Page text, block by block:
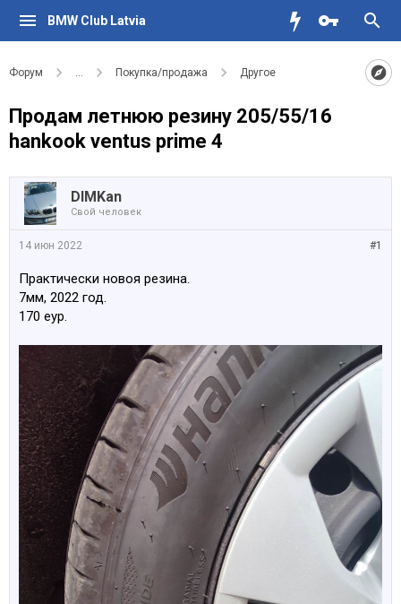
BMW Club Latvia
Форум ... Покупка/продажа Другое
Продам летнюю резину 205/55/16
hankook ventus prime 4
DIMKan
Свой человек
#1
14 июн 2022
Практически новоя резина.
7мм, 2022 год.
170 еур.